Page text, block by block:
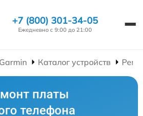
+7 (800) 301-34-05
Ежедневно с 9:00 до 21:00
Каталог устройств
платы
телефона